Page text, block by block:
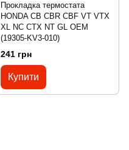
Прокладка термостата
HONDA CB CBR CBF VT VTX
XL NC CTX NT GL OEM
(19305-KV3-010)
241 грн
Купити